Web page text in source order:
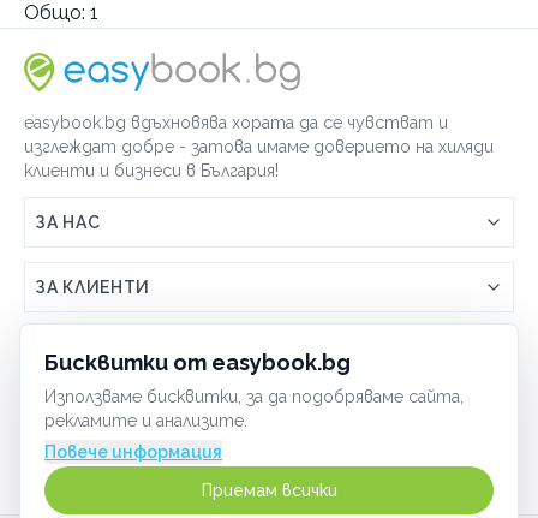
Бисквитки от easybook.bg
Използваме бисквитки, за да подобряваме сайта,
рекламите и анализите.
Повече информация
Приемам всички
Общо: 1
Семинари и обучения
Занимални
Образователни центрове
По домовете
easybook.bg вдъхновява хората да се чувстват и
изглеждат добре - затова имаме доверието на хиляди
клиенти и бизнеси в България!
ЗА НАС
Връзка с easybook.bg
Как работи easybook
Често задавани въпроси
ЗА КЛИЕНТИ
Условия за ползване
GDPR политика
Сигурност
ЗА ТЪРГОВЦИ
Включи бизнеса си
Управлявай ефективно с easybook
ОБЩИ
Бисквитки